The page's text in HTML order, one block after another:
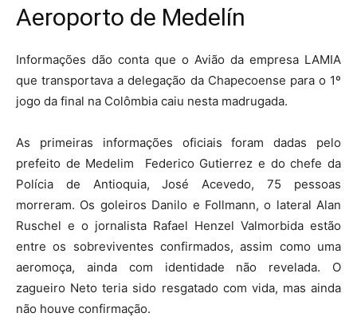
Aeroporto de Medelín
Informações dão conta que o Avião da empresa LAMIA
que transportava a delegação da Chapecoense para o 1º
jogo da final na Colômbia caiu nesta madrugada.
As primeiras informações oficiais foram dadas pelo
prefeito de Medelim Federico Gutierrez e do chefe da
Polícia de Antioquia, José Acevedo, 75 pessoas
morreram. Os goleiros Danilo e Follmann, o lateral Alan
Ruschel e o jornalista Rafael Henzel Valmorbida estão
entre os sobreviventes confirmados, assim como uma
aeromoça, ainda com identidade não revelada. O
zagueiro Neto teria sido resgatado com vida, mas ainda
não houve confirmação.